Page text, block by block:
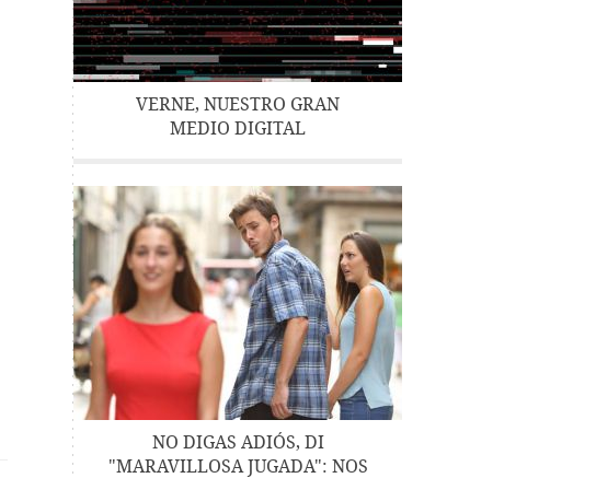
VERNE, NUESTRO GRAN
MEDIO DIGITAL
NO DIGAS ADIÓS, DI
"MARAVILLOSA JUGADA": NOS